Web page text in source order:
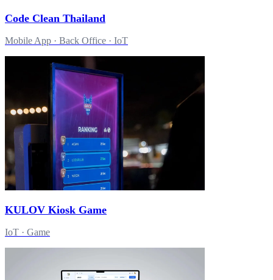
Code Clean Thailand
Mobile App · Back Office · IoT
KULOV Kiosk Game
IoT · Game